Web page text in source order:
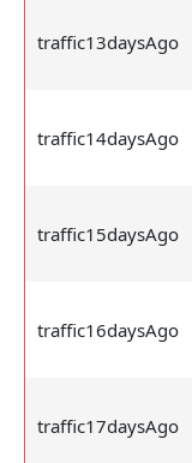
traffic13daysAgo
traffic14daysAgo
traffic15daysAgo
traffic16daysAgo
traffic17daysAgo